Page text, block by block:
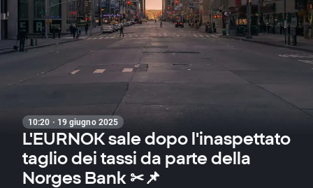
10:20 · 19 giugno 2025
L'EURNOK sale dopo l'inaspettato
taglio dei tassi da parte della
Norges Bank ✂📌